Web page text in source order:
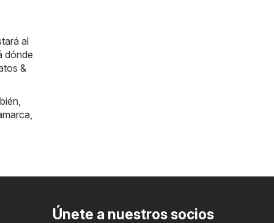
al
dónde
&
,
Únete a nuestros socios